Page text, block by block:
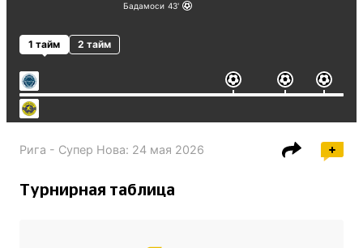
Бадамоси 43
1 тайм 2 тайм
Рига - Супер Нова: 24 мая 2026
Турнирная таблица